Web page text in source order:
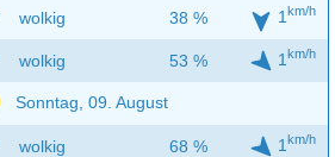
wolkig 38 % 1 km/h
wolkig 53 % 1 km/h
Sonntag, 09. August
wolkig 68 % 1 km/h